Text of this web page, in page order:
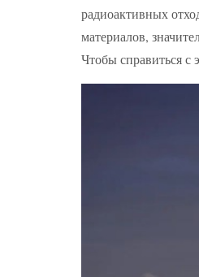
радиоактивных
материалов,
Чтобы справиться с